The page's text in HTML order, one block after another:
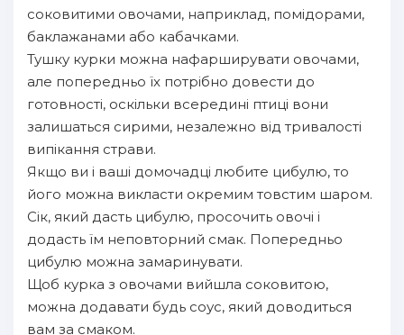
соковитими овочами, наприклад, помідорами,
баклажанами або кабачками.
Тушку курки можна нафарширувати овочами,
але попередньо їх потрібно довести до
готовності, оскільки всередині птиці вони
залишаться сирими, незалежно від тривалості
випікання страви.
Якщо ви і ваші домочадці любите цибулю, то
його можна викласти окремим товстим шаром.
Сік, який дасть цибулю, просочить овочі і
додасть їм неповторний смак. Попередньо
цибулю можна замаринувати.
Щоб курка з овочами вийшла соковитою,
можна додавати будь соус, який доводиться
вам за смаком.